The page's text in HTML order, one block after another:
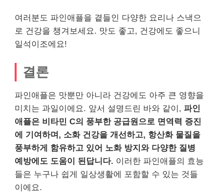
여러분도 파인애플을 곁들인 다양한 요리나 스낵으
로 건강을 챙겨보세요. 맛도 좋고, 건강에도 좋으니
일석이조에요!
결론
파인애플은 맛뿐만 아니라 건강에도 아주 큰 영향을
미치는 과일이에요. 앞서 설명드린 바와 같이, 파인
애플은 비타민 C의 풍부한 공급원으로 면역력 증진
에 기여하며, 소화 건강을 개선하고, 항산화 물질을
풍부하게 함유하고 있어 노화 방지와 다양한 질병
예방에도 도움이 된답니다. 이러한 파인애플의 효능
들은 누구나 쉽게 일상생활에 포함할 수 있는 것들
이에요.